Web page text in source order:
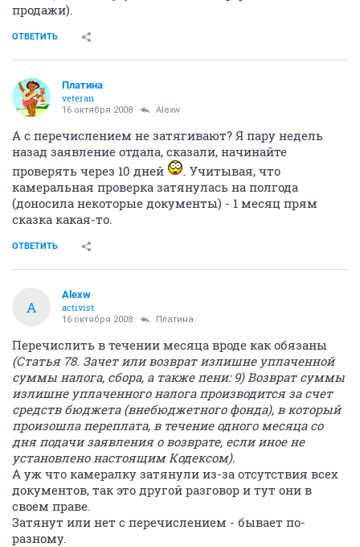
продажи).
ОТВЕТИТЬ
Платина
veteran
16 октября 2008 Alexw
А с перечислением не затягивают? Я пару недель
назад заявление отдала, сказали, начинайте
проверять через 10 дней
. Учитывая, что
камеральная проверка затянулась на полгода
(доносила некоторые документы) - 1 месяц прям
сказка какая-то.
ОТВЕТИТЬ
A
Alexw
activist
16 октября 2008 Платина
Перечислить в течении месяца вроде как обязаны
(Статья 78. Зачет или возврат излишне уплаченной
суммы налога, сбора, а также пени: 9) Возврат суммы
излишне уплаченного налога производится за счет
средств бюджета (внебюджетного фонда), в который
произошла переплата, в течение одного месяца со
дня подачи заявления о возврате, если иное не
установлено настоящим Кодексом).
А уж что камералку затянули из-за отсутствия всех
документов, так это другой разговор и тут они в
своем праве.
Затянут или нет с перечислением - бывает по-
разному.